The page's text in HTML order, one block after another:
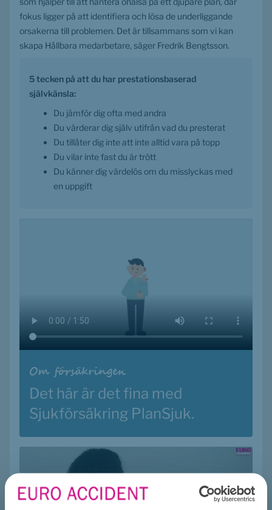
fokus ligger på att identifiera och lösa de underliggande
orsakerna till problemen. Det är tillsammans som vi kan
skapa Hållbara medarbetare, säger Fredrik Bengtsson.
5 tecken på att du har prestationsbaserad
självkänsla:
Du jämför dig ofta med andra
Du värderar dig själv utifrån vad du presterat
Du tillåter dig inte att inte alltid vara på topp
Du vilar inte fast du är trött
Du känner dig värdelös om du misslyckas med
en uppgift
Om försäkringen
Det här är det fina med
Sjukförsäkring PlanSjuk.